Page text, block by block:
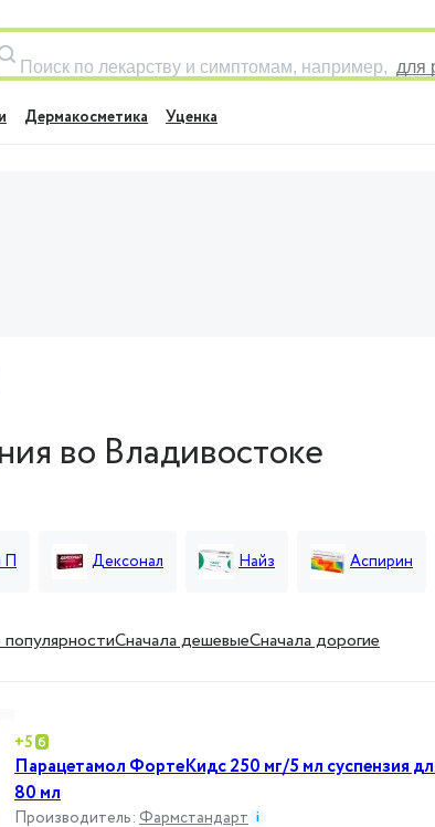
Поиск по лекарству и симптомам, например, для
Дермакосметика Уценка
во Владивостоке
П Дексонал Найз Аспирин
популярностиCначала дешевыеCначала дорогие
+5
Парацетамол ФортеКидс 250 мг/5 мл суспензия
80 мл
Производитель : Фармстандарт i